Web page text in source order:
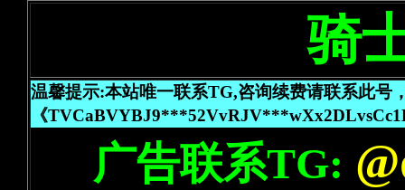
骑
温馨提示:本站唯一联系TG,咨询续费请联系此号
《
广告联系TG: